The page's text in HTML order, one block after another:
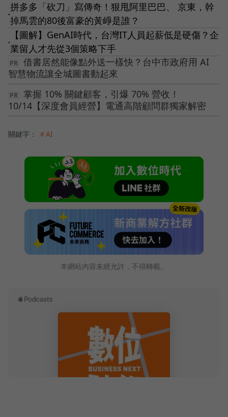
●
拼多多「砍刀」寫傳奇！狠甩阿里巴巴、 京東，幹
掉馬雲的80後富豪的黃崢是誰？
●
【圖解】GenAI時代，台灣IT人員起薪低是硬傷？企
業留人才先從3個策略下手
借書居然能像點外送一樣快？台中市政府用 AI
智慧物流讓全城圖書動起來
掌握 10% 關鍵顧客，引爆 70% 營收！
10/14【深度會員經營】電通高階顧問群獨家解密
關鍵字： ＃AI
本網站內容未經允許，不得轉載。